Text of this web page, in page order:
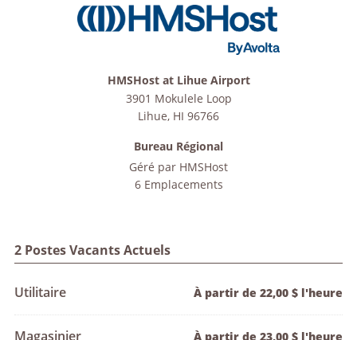
2 Postes Vacants Actuels
Utilitaire À partir de 22,00 $ l'heure
Magasinier À partir de 23,00 $ l'heure
HMSHost at Lihue Airport
3901 Mokulele Loop
Lihue, HI 96766
Bureau Régional
Géré par HMSHost
6 Emplacements